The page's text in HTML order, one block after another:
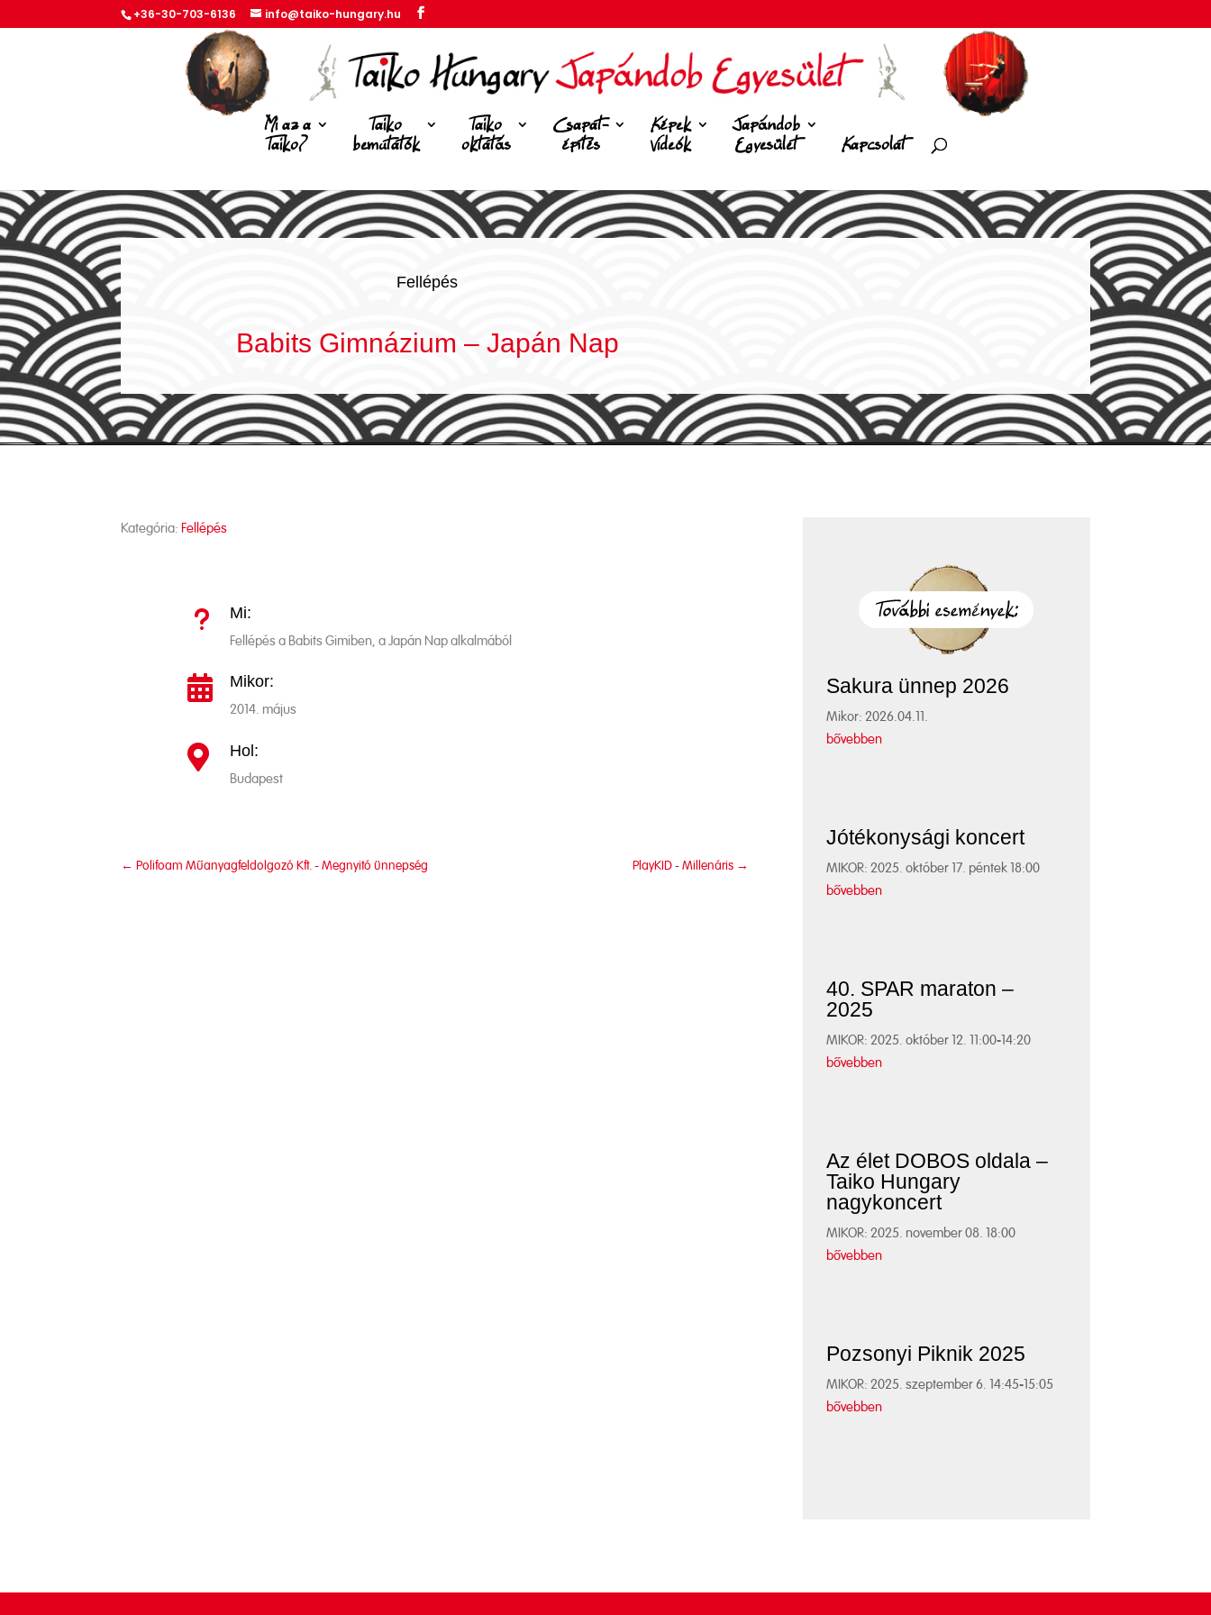
+36-30-703-6136 info@taiko-hungary.hu
Mi az a
Taiko?
Taiko
bemutatók
Taiko
oktatás
Csapat-
építés
Képek
Videók
Japándob
Egyesület
Kapcsolat
Fellépés
Babits Gimnázium – Japán Nap
Kategória: Fellépés
u Mi:
Fellépés a Babits Gimiben, a Japán Nap alkalmából
 Mikor:
2014. május
 Hol:
Budapest
← Polifoam Műanyagfeldolgozó Kft. - Megnyitó ünnepség PlayKID - Millenáris →
Sakura ünnep 2026
Mikor: 2026.04.11.
bővebben
Jótékonysági koncert
MIKOR: 2025. október 17. péntek 18:00
bővebben
40. SPAR maraton –
2025
MIKOR: 2025. október 12. 11:00-14:20
bővebben
Az élet DOBOS oldala –
Taiko Hungary
nagykoncert
MIKOR: 2025. november 08. 18:00
bővebben
Pozsonyi Piknik 2025
MIKOR: 2025. szeptember 6. 14:45-15:05
bővebben